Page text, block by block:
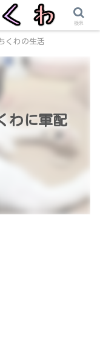
くわの生活
わに軍配
検索